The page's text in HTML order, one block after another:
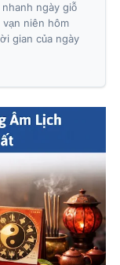
ngày giỗ
niên hôm
gian của ngày